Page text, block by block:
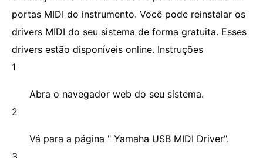
portas MIDI do instrumento. Você pode reinstalar os
drivers MIDI do seu sistema de forma gratuita. Esses
drivers estão disponíveis online. Instruções
1
Abra o navegador web do seu sistema.
2
Vá para a página " Yamaha USB MIDI Driver".